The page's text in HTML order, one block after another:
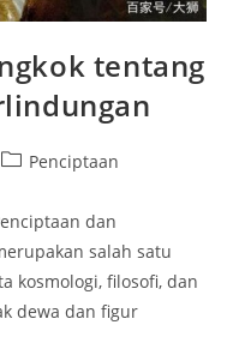
tentang
PostPenciptaan
dan
salah satu
kosmologi, filosofi, dan
dewa dan figur